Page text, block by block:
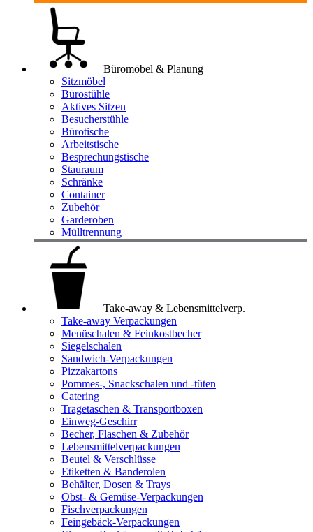
Büromöbel & Planung
Sitzmöbel
Bürostühle
Aktives Sitzen
Besucherstühle
Bürotische
Arbeitstische
Besprechungstische
Stauraum
Schränke
Container
Zubehör
Garderoben
Mülltrennung
Take-away & Lebensmittelverp.
Take-away Verpackungen
Menüschalen & Feinkostbecher
Siegelschalen
Sandwich-Verpackungen
Pizzakartons
Pommes-, Snackschalen und -tüten
Catering
Tragetaschen & Transportboxen
Einweg-Geschirr
Becher, Flaschen & Zubehör
Lebensmittelverpackungen
Beutel & Verschlüsse
Etiketten & Banderolen
Behälter, Dosen & Trays
Obst- & Gemüse-Verpackungen
Fischverpackungen
Feingebäck-Verpackungen